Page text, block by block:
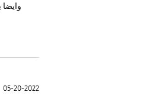
05-20-2022